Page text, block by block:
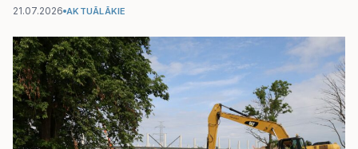
21.07.2026 AKTUĀLĀKIE